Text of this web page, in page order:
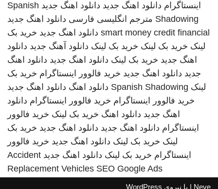
اینستاگرام دانلود اهنگ جدید دانلود اهنگ جدید Spanish
Shadowing مترجم انگلیسی فارسی دانلود اهنگ جدید
smart money credit financial دانلود اهنگ جدید خرید بک
لینک خرید بک لینک خرید بک لینک دانلود آهنگ جدید دانلود
اهنگ جدید خرید بک لینک دانلود اهنگ جدید دانلود اهنگ
جدید دانلود اهنگ جدید خرید فالوور اینستاگرام خرید بک
لینک Spanish Shadowing دانلود اهنگ دانلود اهنگ جدید
خرید فالوور اینستاگرام خرید فالوور اینستاگرام دانلود
اهنگ جدید دانلود اهنگ خرید بک لینک خرید فالوور
اینستاگرام دانلود اهنگ جدید دانلود اهنگ جدید خرید بک
لینک خرید بک لینک دانلود اهنگ جدید خرید فالوور
اینستاگرام خرید بک لینک دانلود اهنگ جدید Accident
Replacement Vehicles SEO Google Ads
Neve | با نیروی WordPress